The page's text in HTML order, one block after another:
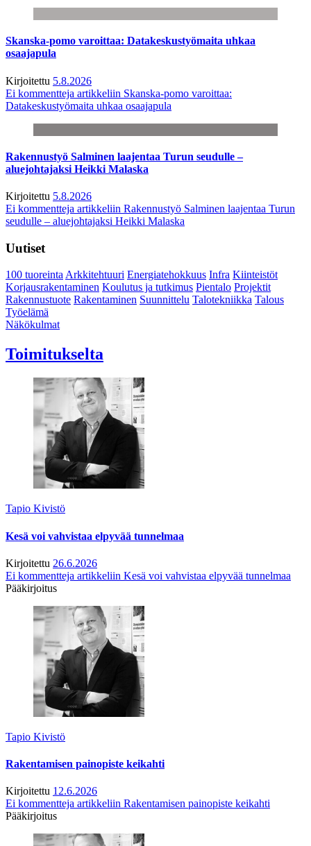
Skanska-pomo varoittaa: Datakeskustyömaita uhkaa
osaajapula
Kirjoitettu 5.8.2026
Ei kommentteja artikkeliin Skanska-pomo varoittaa:
Datakeskustyömaita uhkaa osaajapula
Rakennustyö Salminen laajentaa Turun seudulle –
aluejohtajaksi Heikki Malaska
Kirjoitettu 5.8.2026
Ei kommentteja artikkeliin Rakennustyö Salminen laajentaa Turun
seudulle – aluejohtajaksi Heikki Malaska
Uutiset
100 tuoreintaArkkitehtuuri Energiatehokkuus Infra Kiinteistöt
Korjausrakentaminen Koulutus ja tutkimus Pientalo Projektit
Rakennustuote Rakentaminen Suunnittelu Talotekniikka Talous
Työelämä
Näkökulmat
Toimitukselta
Tapio Kivistö
Kesä voi vahvistaa elpyvää tunnelmaa
Kirjoitettu 26.6.2026
Ei kommentteja artikkeliin Kesä voi vahvistaa elpyvää tunnelmaa
Pääkirjoitus
Tapio Kivistö
Rakentamisen painopiste keikahti
Kirjoitettu 12.6.2026
Ei kommentteja artikkeliin Rakentamisen painopiste keikahti
Pääkirjoitus